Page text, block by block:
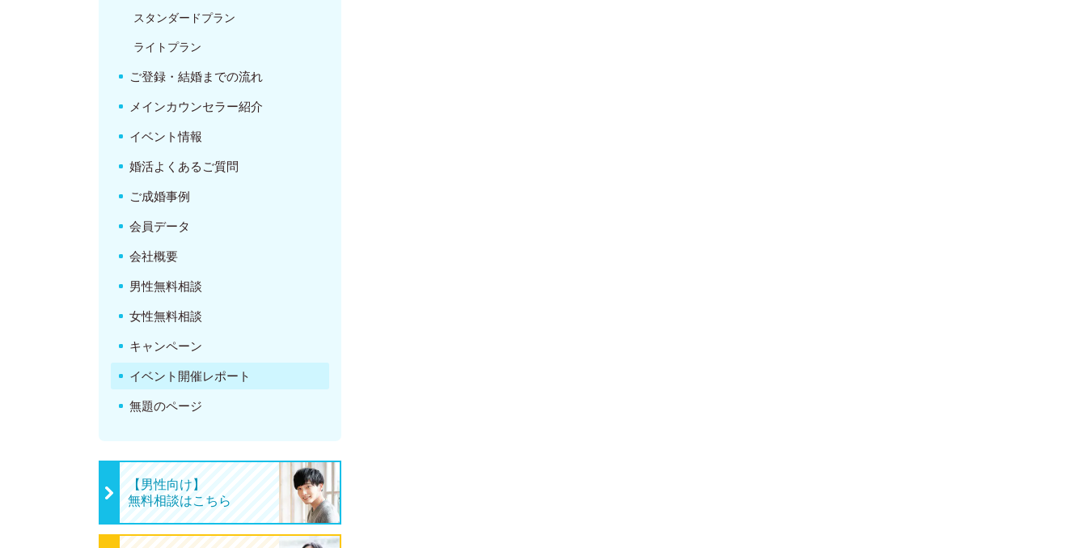
スタンダードプラン
ライトプラン
ご登録・結婚までの流れ
メインカウンセラー紹介
イベント情報
婚活よくあるご質問
ご成婚事例
会員データ
会社概要
男性無料相談
女性無料相談
キャンペーン
イベント開催レポート
無題のページ
【男性向け】
無料相談はこちら